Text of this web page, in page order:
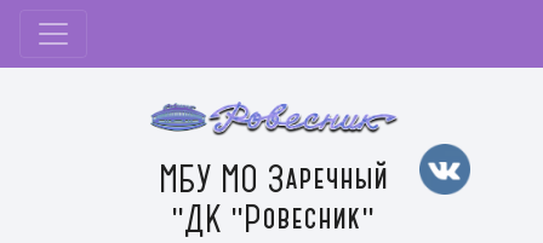
МБУ МО Заречный
"ДК "Ровесник"